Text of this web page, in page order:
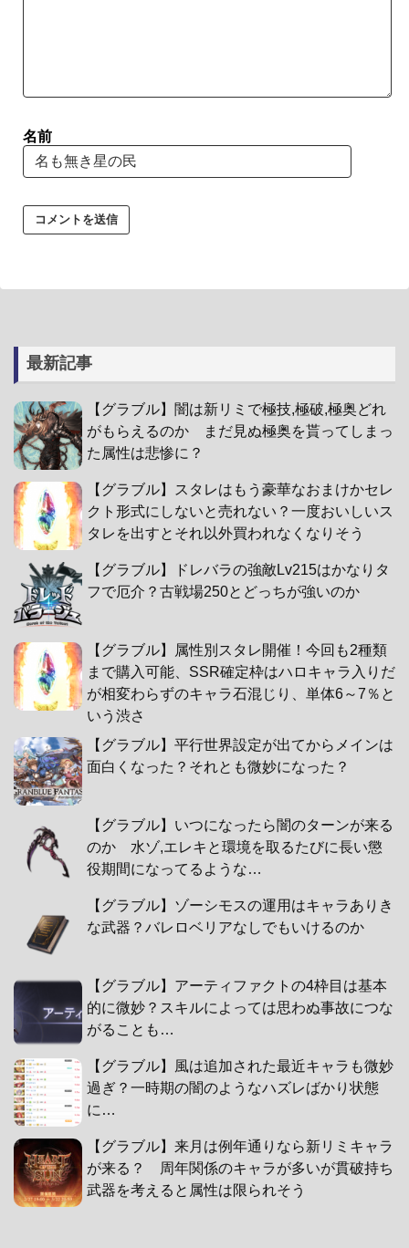
名前
最新記事
【グラブル】闇は新リミで極技,極破,極奥どれ
がもらえるのか まだ見ぬ極奥を貰ってしまっ
た属性は悲惨に？
【グラブル】スタレはもう豪華なおまけかセレ
クト形式にしないと売れない？一度おいしいス
タレを出すとそれ以外買われなくなりそう
【グラブル】ドレバラの強敵Lv215はかなりタ
フで厄介？古戦場250とどっちが強いのか
【グラブル】属性別スタレ開催！今回も2種類
まで購入可能、SSR確定枠はハロキャラ入りだ
が相変わらずのキャラ石混じり、単体6～7％と
いう渋さ
【グラブル】平行世界設定が出てからメインは
面白くなった？それとも微妙になった？
【グラブル】いつになったら闇のターンが来る
のか 水ゾ,エレキと環境を取るたびに長い懲
役期間になってるような…
【グラブル】ゾーシモスの運用はキャラありき
な武器？バレロベリアなしでもいけるのか
【グラブル】アーティファクトの4枠目は基本
的に微妙？スキルによっては思わぬ事故につな
がることも…
【グラブル】風は追加された最近キャラも微妙
過ぎ？一時期の闇のようなハズレばかり状態
に…
【グラブル】来月は例年通りなら新リミキャラ
が来る？ 周年関係のキャラが多いが貫破持ち
武器を考えると属性は限られそう